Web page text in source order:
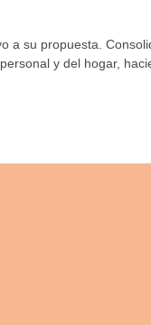
a su propuesta.
y del hogar,